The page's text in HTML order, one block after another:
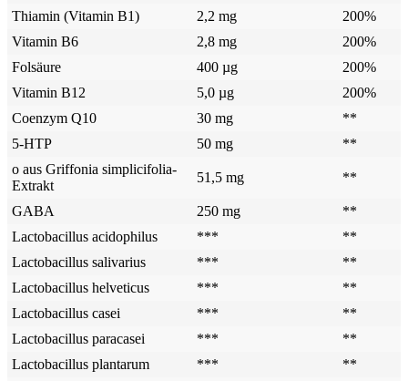
Thiamin (Vitamin B1)
2,2 mg
200%
Vitamin B6
2,8 mg
200%
Folsäure
400 µg
200%
Vitamin B12
5,0 µg
200%
Coenzym Q10
30 mg
**
5-HTP
50 mg
**
o aus Griffonia simplicifolia-
Extrakt
51,5 mg **
GABA 250 mg
**
Lactobacillus acidophilus
***
**
Lactobacillus salivarius
***
**
Lactobacillus helveticus
***
**
Lactobacillus casei
***
**
Lactobacillus paracasei
***
**
Lactobacillus plantarum
***
**